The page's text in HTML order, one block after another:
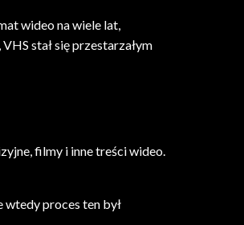
wideo na wiele lat,
stał się przestarzałym
filmy i inne treści wideo.
wtedy proces ten był